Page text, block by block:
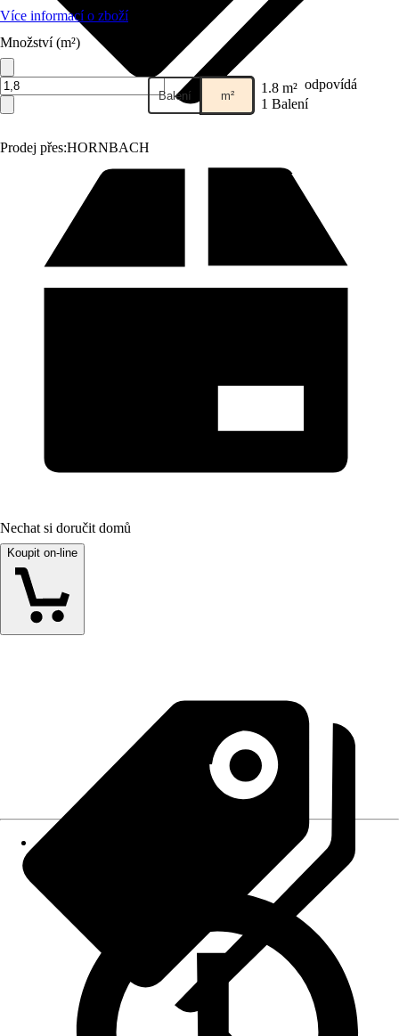
Prodej přes:HORNBACH
Více informací o zboží
Množství (m²)
Balení m² 1.8 m² odpovídá
1 Balení
Nechat si doručit domů
Koupit on-line